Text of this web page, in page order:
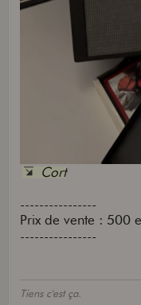
Cort
----------------
Prix de vente : 500
----------------
Tiens c'est ça.